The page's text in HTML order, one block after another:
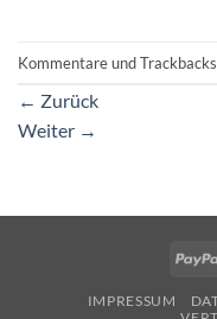
Kommentare und
← Zurück
Weiter →
IMPRESSUM